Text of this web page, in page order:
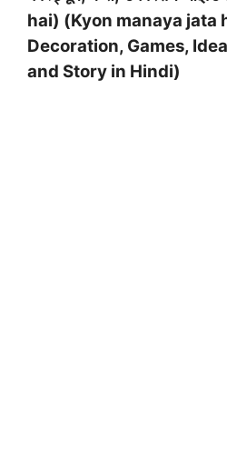
hai) (Kyon manaya jata
Decoration, Games,
and Story in Hindi)